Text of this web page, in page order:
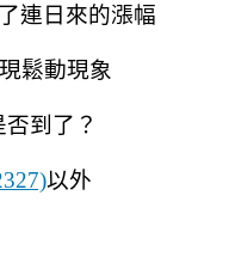
連日來的漲幅
鬆動現象
到了？
以外